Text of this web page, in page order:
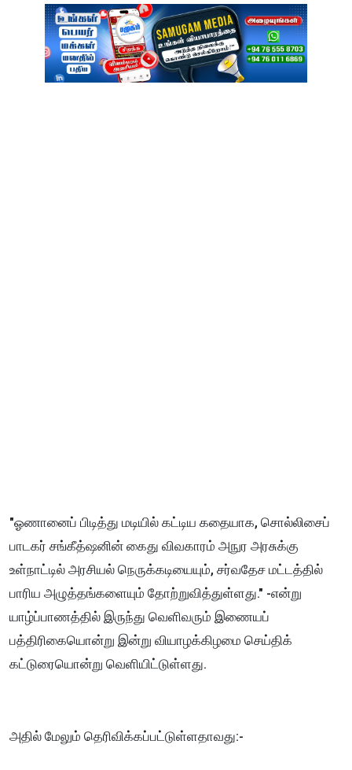
"ஓணானைப் பிடித்து மடியில் கட்டிய கதையாக, சொல்லிசைப்
பாடகர் சங்கீத்ஷனின் கைது விவகாரம் அநுர அரசுக்கு
உள்நாட்டில் அரசியல் நெருக்கடியையும், சர்வதேச மட்டத்தில்
பாரிய அழுத்தங்களையும் தோற்றுவித்துள்ளது." -என்று
யாழ்ப்பாணத்தில் இருந்து வெளிவரும் இணையப்
பத்திரிகையொன்று இன்று வியாழக்கிழமை செய்திக்
கட்டுரையொன்று வெளியிட்டுள்ளது.
அதில் மேலும் தெரிவிக்கப்பட்டுள்ளதாவது:-